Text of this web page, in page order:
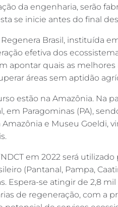
da engenharia, serão
se inicie antes do final
Regenera Brasil, instituída
efetiva dos
apontar quais as
áreas sem aptidão
estão na Amazônia. Na
em Paragominas (PA),
e Museu Goeldi,
em 2022 será
(Pantanal, Pampa,
Espera-se atingir de 2,8
de regeneração, com a